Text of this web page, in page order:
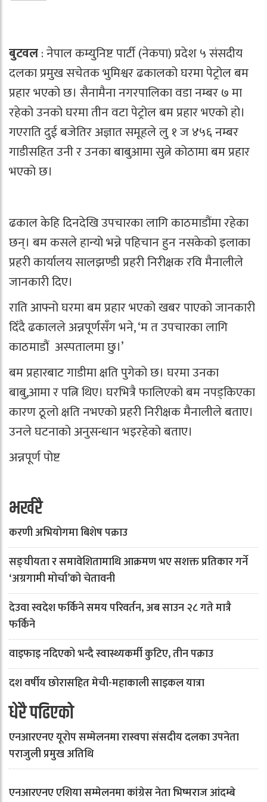
बुटवल: नेपाल कम्युनिष्ट पार्टी (नेकपा) प्रदेश ५ संसदीय
दलका प्रमुख सचेतक भुमिश्वर ढकालको घरमा पेट्रोल बम
प्रहार भएको छ। सैनामैना नगरपालिका वडा नम्बर ७ मा
रहेको उनको घरमा तीन वटा पेट्रोल बम प्रहार भएको हो।
गएराति दुई बजेतिर अज्ञात समूहले लु १ ज ४५६ नम्बर
गाडीसहित उनी र उनका बाबुआमा सुत्ने कोठामा बम प्रहार
भएको छ।
ढकाल केहि दिनदेखि उपचारका लागि काठमाडौंमा रहेका
छन्। बम कसले हान्यो भन्ने पहिचान हुन नसकेको इलाका
प्रहरी कार्यालय सालझण्डी प्रहरी निरीक्षक रवि मैनालीले
जानकारी दिए।
राति आफ्नो घरमा बम प्रहार भएको खबर पाएको जानकारी
दिँदै ढकालले अन्नपूर्णसँग भने, ‘म त उपचारका लागि
काठमाडौं अस्पतालमा छु।’
बम प्रहारबाट गाडीमा क्षति पुगेको छ। घरमा उनका
बाबु,आमा र पत्नि थिए। घरभित्रै फालिएको बम नपड्किएका
कारण ठूलो क्षति नभएको प्रहरी निरीक्षक मैनालीले बताए।
उनले घटनाको अनुसन्धान भइरहेको बताए।
अन्नपूर्ण पोष्ट
भर्खरै
करणी अभियोगमा बिशेष पक्राउ
सङ्घीयता र समावेशितामाथि आक्रमण भए सशक्त प्रतिकार गर्ने
‘अग्रगामी मोर्चा’को चेतावनी
देउवा स्वदेश फर्किने समय परिवर्तन, अब साउन २८ गते मात्रै
फर्किने
वाइफाइ नदिएको भन्दै स्वास्थ्यकर्मी कुटिए, तीन पक्राउ
दश वर्षीय छोरासहित मेची-महाकाली साइकल यात्रा
धेरै पढिएको
एनआरएनए यूरोप सम्मेलनमा रास्वपा संसदीय दलका उपनेता
पराजुली प्रमुख अतिथि
एनआरएनए एशिया सम्मेलनमा कांग्रेस नेता भिष्मराज आंदम्बे